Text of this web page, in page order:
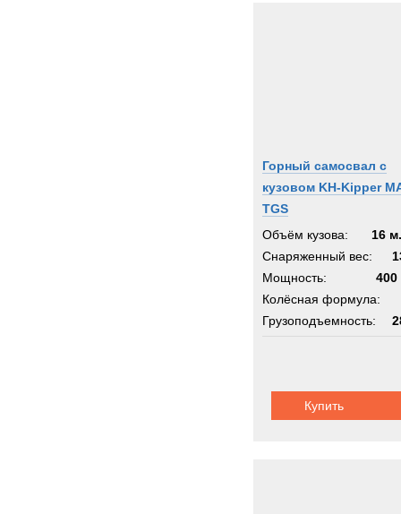
Горный самосвал с
кузовом KH-Kipper
TGS
Объём кузова:
16
Снаряженный вес:
Мощность:
400
Колёсная формула:
Грузоподъемность:
Купить